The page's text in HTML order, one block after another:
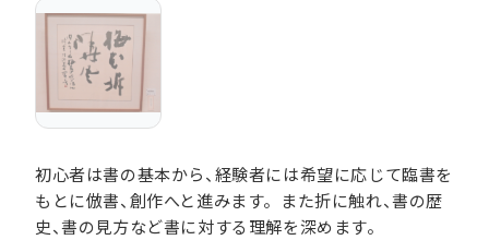
初心者は書の基本から、経験者には希望に応じて臨書を
もとに倣書、創作へと進みます。また折に触れ、書の歴
史、書の見方など書に対する理解を深めます。